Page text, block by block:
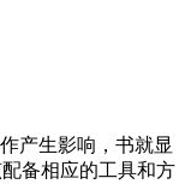
产生影响，书就显
备相应的工具和方